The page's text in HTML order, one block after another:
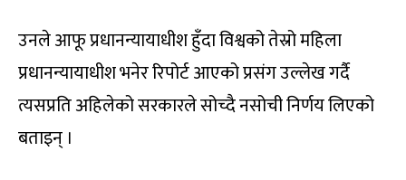
उनले आफू प्रधानन्यायाधीश हुँदा विश्वको तेस्रो महिला
प्रधानन्यायाधीश भनेर रिपोर्ट आएको प्रसंग उल्लेख गर्दै
त्यसप्रति अहिलेको सरकारले सोच्दै नसोची निर्णय लिएको
बताइन् ।